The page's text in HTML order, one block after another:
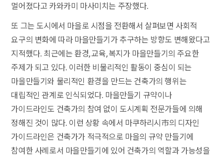
멀어졌다고 카와카미 마사미치는 주장했다.
또 그는 도시에서 마을로 시점을 전환해서 살펴보면 사회적
요구의 변화에 따라 마을만들기가 추구하는 방향도 변해왔다고
지적했다. 최근에는 환경, 교육, 복지가 마을만들기의 주요한
주제가 되고 있다. 이러한 비물리적인 활동이 중심이 되는
마을만들기와 물리적인 환경을 만드는 건축가의 행위는
대립적인 관계로 인식되었다. 마을만들기 규약이나
가이드라인도 건축가의 참여 없이 도시계획 전문가들에 의해
정해진 것이 많다. 이런 상황 속에서 마쿠하리시市의 디자인
가이드라인은 건축가가 적극적으로 마을의 규약 만들기에
참여한 사례로서 마을만들기에 있어 건축가의 역할과 가능성을